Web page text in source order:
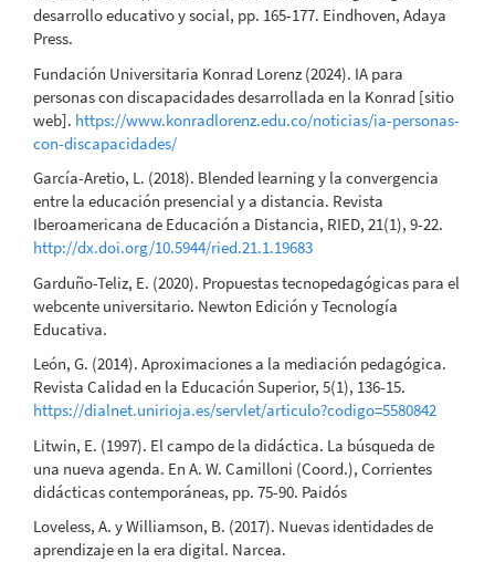
desarrollo educativo y social, pp. 165-177. Eindhoven, Adaya
Press.
Fundación Universitaria Konrad Lorenz (2024). IA para
personas con discapacidades desarrollada en la Konrad [sitio
web]. https://www.konradlorenz.edu.co/noticias/ia-personas-
con-discapacidades/
García-Aretio, L. (2018). Blended learning y la convergencia
entre la educación presencial y a distancia. Revista
Iberoamericana de Educación a Distancia, RIED, 21(1), 9-22.
http://dx.doi.org/10.5944/ried.21.1.19683
Garduño-Teliz, E. (2020). Propuestas tecnopedagógicas para el
webcente universitario. Newton Edición y Tecnología
Educativa.
León, G. (2014). Aproximaciones a la mediación pedagógica.
Revista Calidad en la Educación Superior, 5(1), 136-15.
https://dialnet.unirioja.es/servlet/articulo?codigo=5580842
Litwin, E. (1997). El campo de la didáctica. La búsqueda de
una nueva agenda. En A. W. Camilloni (Coord.), Corrientes
didácticas contemporáneas, pp. 75-90. Paidós
Loveless, A. y Williamson, B. (2017). Nuevas identidades de
aprendizaje en la era digital. Narcea.